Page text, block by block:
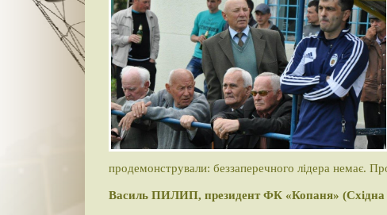
продемонстрували: беззаперечного лідера немає.
Василь ПИЛИП, президент ФК «Копаня» (Східна